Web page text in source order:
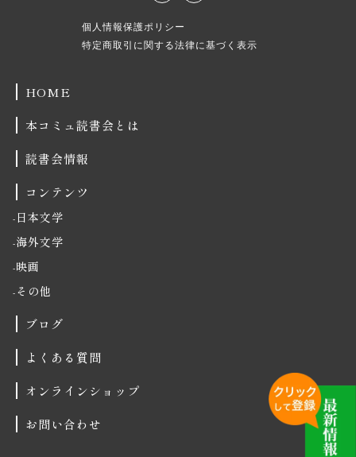
個人情報保護ポリシー
特定商取引に関する法律に基づく表示
HOME
本コミュ読書会とは
読書会情報
コンテンツ
日本文学
海外文学
映画
その他
ブログ
よくある質問
オンラインショップ
お問い合わせ